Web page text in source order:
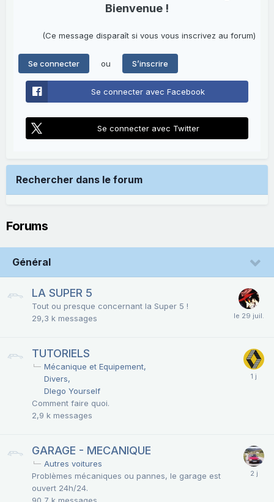
Bienvenue !
(Ce message disparaît si vous vous inscrivez au forum)
Se connecter ou S’inscrire
Se connecter avec Facebook
Se connecter avec Twitter
Rechercher dans le forum
Forums
Général
LA SUPER 5
Tout ou presque concernant la Super 5 !
29,3 k messages
TUTORIELS
Mécanique et Equipement
Divers
DIego Yourself
Comment faire quoi.
2,9 k messages
GARAGE - MECANIQUE
Autres voitures
Problèmes mécaniques ou pannes, le garage est
ouvert 24h/24.